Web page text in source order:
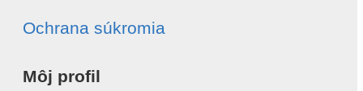
Ochrana súkromia
Môj profil